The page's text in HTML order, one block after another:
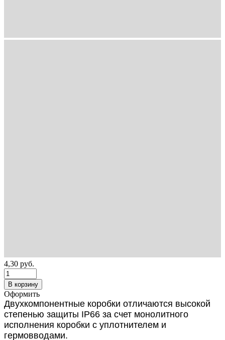
4,30 руб.
В корзину
Оформить
Двухкомпонентные коробки отличаются высокой
степенью защиты IP66 за счет монолитного
исполнения коробки с уплотнителем и
гермовводами.